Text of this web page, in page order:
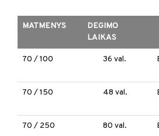
MATMENYS
DEGIMO
LAIKAS
70 / 100 36 val.
70 / 150 48 val.
70 / 250 80 val.